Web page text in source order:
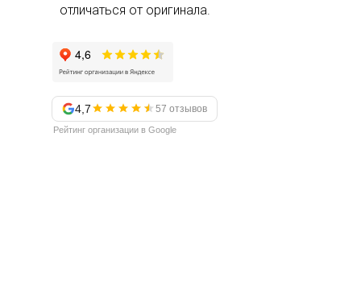
отличаться от оригинала.
4,7 57 отзывов
Рейтинг организации в Google